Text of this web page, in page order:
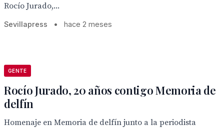
Rocío Jurado,...
Sevillapress • hace 2 meses
GENTE
Rocío Jurado, 20 años contigo Memoria de
delfín
Homenaje en Memoria de delfín junto a la periodista